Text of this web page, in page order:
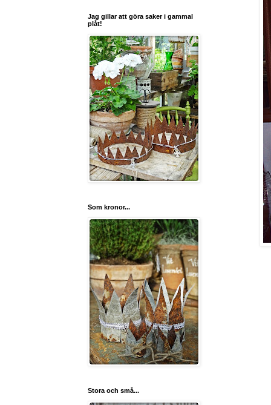
Jag gillar att göra saker i gammal
plåt!
Som kronor...
Stora och små...